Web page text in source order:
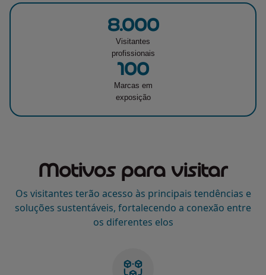
8.000
Visitantes
profissionais
100
Marcas em
exposição
Motivos para visitar
Os visitantes terão acesso às principais tendências e
soluções sustentáveis, fortalecendo a conexão entre
os diferentes elos